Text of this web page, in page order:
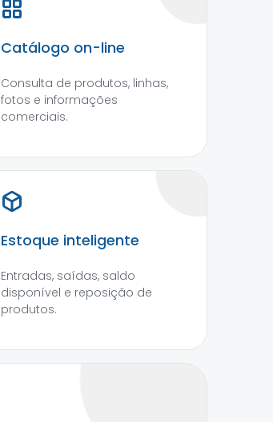
Catálogo on-line
Consulta de produtos, linhas,
fotos e informações
comerciais.
Estoque inteligente
Entradas, saídas, saldo
disponível e reposição de
produtos.